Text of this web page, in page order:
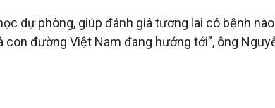
dự phòng, giúp đánh giá tương lai có bệnh
đường Việt Nam đang hướng tới”, ông